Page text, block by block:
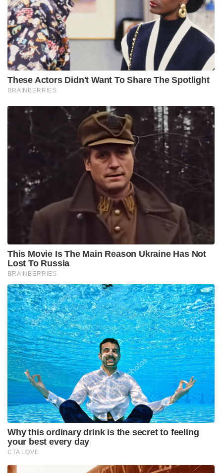
എന്നാൽ, സാധാരണ കുട്ടികളിൽ നിന്നും
വ്യത്യസ്തമായി വേട്ടയാടാനും കാട്ടു മൃഗങ്ങൾക്കൊപ്പം
സഞ്ചരിക്കാനും, ഒപ്പം താഴ്ന്ന ജാതിക്കാരായ
ദരിദ്രമനുഷ്യർക്കൊപ്പം ഇരുന്ന് അവർ നൽകുന്ന
കള്ളും ഉണക്കമീനുമെല്ലാം കഴിക്കാനും ഈ ബാലൻ
ഇഷ്ടപ്പെട്ടു. ഉയർന്ന കുലത്തിലെ ആചാരങ്ങൾക്ക്
നിരക്കാത്ത ഈ പ്രവർത്തികൾ മാതാപിതാക്കളെ
അവർക്ക് കാണിച്ചുകൊടുക്കുന്നു. സാക്ഷാൽ
ഈശ്വരചൈതന്യമാണ് തങ്ങളുടെ മകനെന്ന്
തിരിച്ചറിഞ്ഞ മാതാപിതാക്കളുടെ വന്ദനം സ്വീകരിച്ച്,
മലനാട്ടിലെ പാവപ്പെട്ട മനുഷ്യർക്ക് അഭയമേകാൻ
ഭഗവാൻ അവിടം വിട്ടിറങ്ങി. യാത്രയ്ക്കിടയിൽ
കുന്നത്തൂർ പാടിയിലും പിന്നീട് വളപട്ടണം പുഴയുടെ
തീരത്തുള്ള പറശ്ശിനിക്കടവിലും ഭഗവാൻ തന്റെ
ശാശ്വത സാന്നിധ്യം ഉറപ്പിച്ചു എന്നാണ് വിശ്വാസം.
പരമ്പരാഗതമായ ക്ഷേത്രാചാരങ്ങളുടെ
അതിർവരമ്പുകളെ പൂർണ്ണമായും
മായ്ച്ചുകളയുന്നതാണ് പറശ്ശിനി മടപ്പുരയിലെ
ആരാധനാക്രമം. വലിയ ഉത്സവ നാളുകളിൽ മാത്രം
കാണാറുള്ള തെയ്യക്കോലങ്ങൾ ഇവിടെ നിത്യേന
കെട്ടിയാടപ്പെടുന്നു എന്നത് ഈ പുണ്യസങ്കേതത്തെ
ലോകപ്രസിദ്ധമാക്കുന്നു. പുലർച്ചെയും
സായന്തനങ്ങളിലും മുത്തപ്പന്റെ വെള്ളാട്ടവും
തിരുവപ്പനയും കാണാൻ ഒഴുകിയെത്തുന്ന
പതിനായിരങ്ങൾ സാക്ഷ്യം വഹിക്കുന്നത് മനുഷ്യനും
ദൈവവും തമ്മിലുള്ള അവാച്യമായ
ആത്മബന്ധത്തിനാണ്. ഭഗവാന്റെ പ്രിയപ്പെട്ട
നിവേദ്യങ്ങളായി സമർപ്പിക്കുന്നത് പ്രാദേശിക
സംസ്കാരത്തിന്റെ ഭാഗമായ തെങ്ങിൻ കള്ളും,
ചമ്മന്തിയോടുകൂടിയ ഉണക്കമീനും, പുഴുങ്ങിയ
ചെറുപയറുമാണ്. ഉയർന്നവനെന്നോ താഴ്ന്നവനെന്നോ
വ്യത്യാസമില്ലാതെ, പ്രകൃതിയുടെ കനിവുകളെല്ലാം
ഒരേപോലെ ഭഗവാന് മുന്നിലെത്തുന്നു. ഭക്തർക്ക്
പ്രസാദമായി നൽകുന്ന ചായയും പുഴുങ്ങിയ പയറും
വെറും ഭക്ഷണമല്ല, അത് വിശപ്പകറ്റുന്ന ദൈവത്തിന്റെ